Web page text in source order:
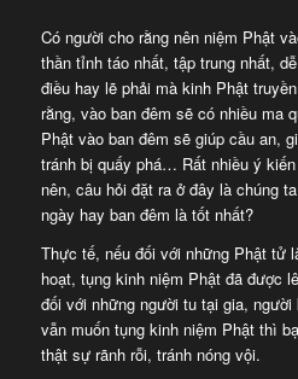
Có người cho rằng nên niệm Phật
thần tỉnh táo nhất, tập trung nhất,
điều hay lẽ phải mà kinh Phật
rằng, vào ban đêm sẽ có nhiều ma
Phật vào ban đêm sẽ giúp cầu an,
tránh bị quấy phá… Rất nhiều ý
nên, câu hỏi đặt ra ở đây là chúng
ngày hay ban đêm là tốt nhất?
Thực tế, nếu đối với những Phật tử
hoạt, tụng kinh niệm Phật đã được
đối với những người tu tại gia,
vẫn muốn tụng kinh niệm Phật thì
thật sự rãnh rỗi, tránh nóng vội.